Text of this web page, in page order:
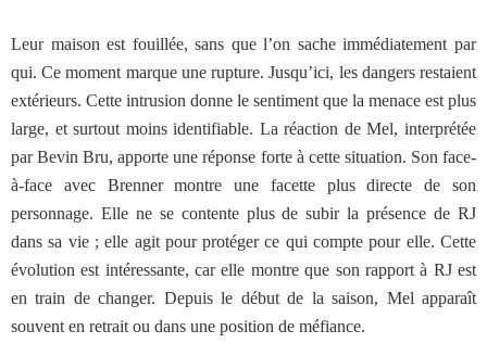
Leur maison est fouillée, sans que l’on sache immédiatement par
qui. Ce moment marque une rupture. Jusqu’ici, les dangers restaient
extérieurs. Cette intrusion donne le sentiment que la menace est plus
large, et surtout moins identifiable. La réaction de Mel, interprétée
par Bevin Bru, apporte une réponse forte à cette situation. Son face-
à-face avec Brenner montre une facette plus directe de son
personnage. Elle ne se contente plus de subir la présence de RJ
dans sa vie ; elle agit pour protéger ce qui compte pour elle. Cette
évolution est intéressante, car elle montre que son rapport à RJ est
en train de changer. Depuis le début de la saison, Mel apparaît
souvent en retrait ou dans une position de méfiance.